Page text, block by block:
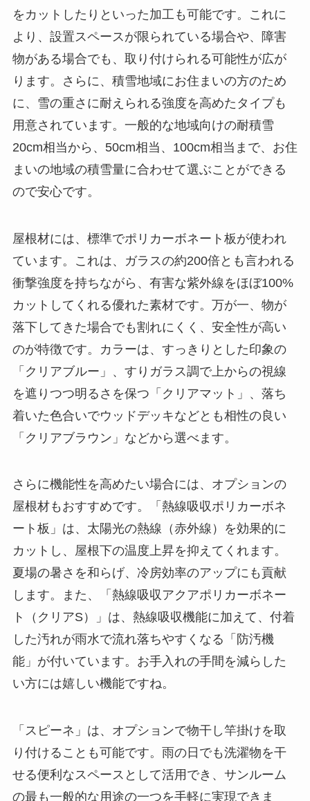
をカットしたりといった加工も可能です。これに
より、設置スペースが限られている場合や、障害
物がある場合でも、取り付けられる可能性が広が
ります。さらに、積雪地域にお住まいの方のため
に、雪の重さに耐えられる強度を高めたタイプも
用意されています。一般的な地域向けの耐積雪
20cm相当から、50cm相当、100cm相当まで、お住
まいの地域の積雪量に合わせて選ぶことができる
ので安心です。
屋根材には、標準でポリカーボネート板が使われ
ています。これは、ガラスの約200倍とも言われる
衝撃強度を持ちながら、有害な紫外線をほぼ100%
カットしてくれる優れた素材です。万が一、物が
落下してきた場合でも割れにくく、安全性が高い
のが特徴です。カラーは、すっきりとした印象の
「クリアブルー」、すりガラス調で上からの視線
を遮りつつ明るさを保つ「クリアマット」、落ち
着いた色合いでウッドデッキなどとも相性の良い
「クリアブラウン」などから選べます。
さらに機能性を高めたい場合には、オプションの
屋根材もおすすめです。「熱線吸収ポリカーボネ
ート板」は、太陽光の熱線（赤外線）を効果的に
カットし、屋根下の温度上昇を抑えてくれます。
夏場の暑さを和らげ、冷房効率のアップにも貢献
します。また、「熱線吸収アクアポリカーボネー
ト（クリアS）」は、熱線吸収機能に加えて、付着
した汚れが雨水で流れ落ちやすくなる「防汚機
能」が付いています。お手入れの手間を減らした
い方には嬉しい機能ですね。
「スピーネ」は、オプションで物干し竿掛けを取
り付けることも可能です。雨の日でも洗濯物を干
せる便利なスペースとして活用でき、サンルーム
の最も一般的な用途の一つを手軽に実現できま